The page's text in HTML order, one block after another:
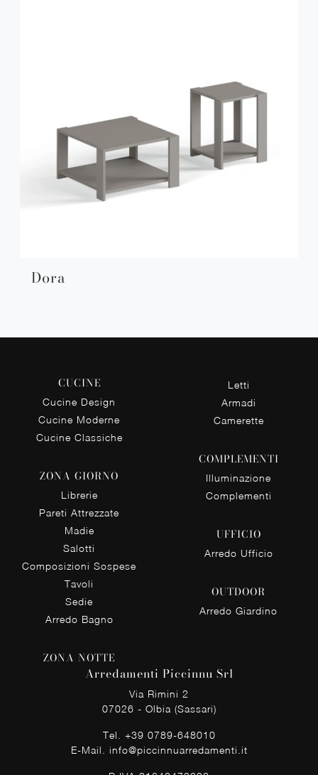
Dora
CUCINE
Cucine Design
Cucine Moderne
Cucine Classiche
ZONA GIORNO
Librerie
Pareti Attrezzate
Madie
Salotti
Composizioni Sospese
Tavoli
Sedie
Arredo Bagno
ZONA NOTTE
Letti
Armadi
Camerette
COMPLEMENTI
Illuminazione
Complementi
UFFICIO
Arredo Ufficio
OUTDOOR
Arredo Giardino
Arredamenti Piccinnu Srl
Via Rimini 2
07026 - Olbia (Sassari)
Tel. +39 0789-648010
E-Mail. info@piccinnuarredamenti.it